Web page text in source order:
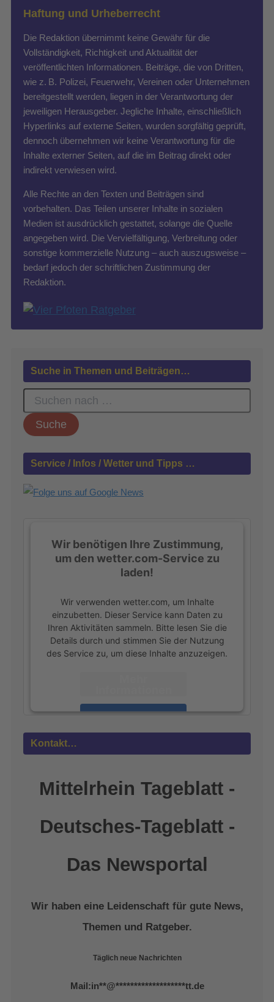
Haftung und Urheberrecht
Die Redaktion übernimmt keine Gewähr für die
Vollständigkeit, Richtigkeit und Aktualität der
veröffentlichten Informationen. Beiträge, die von Dritten,
wie z. B. Polizei, Feuerwehr, Vereinen oder Unternehmen
bereitgestellt werden, liegen in der Verantwortung der
jeweiligen Herausgeber. Jegliche Inhalte, einschließlich
Hyperlinks auf externe Seiten, wurden sorgfältig geprüft,
dennoch übernehmen wir keine Verantwortung für die
Inhalte externer Seiten, auf die im Beitrag direkt oder
indirekt verwiesen wird.
Alle Rechte an den Texten und Beiträgen sind
vorbehalten. Das Teilen unserer Inhalte in sozialen
Medien ist ausdrücklich gestattet, solange die Quelle
angegeben wird. Die Vervielfältigung, Verbreitung oder
sonstige kommerzielle Nutzung – auch auszugsweise –
bedarf jedoch der schriftlichen Zustimmung der
Redaktion.
Suche in Themen und Beiträgen…
c
h
n
c
Service / Infos / Wetter und Tipps …
Wir benötigen Ihre Zustimmung,
um den wetter.com-Service zu
laden!
Wir verwenden wetter.com, um Inhalte
einzubetten. Dieser Service kann Daten zu
Ihren Aktivitäten sammeln. Bitte lesen Sie die
Details durch und stimmen Sie der Nutzung
des Service zu, um diese Inhalte anzuzeigen.
Akzeptieren
Kontakt…
Mittelrhein Tageblatt -
Deutsches-Tageblatt -
Das Newsportal
Wir haben eine Leidenschaft für gute News,
Themen und Ratgeber.
Täglich neue Nachrichten
Mail:in**@*******************tt.de